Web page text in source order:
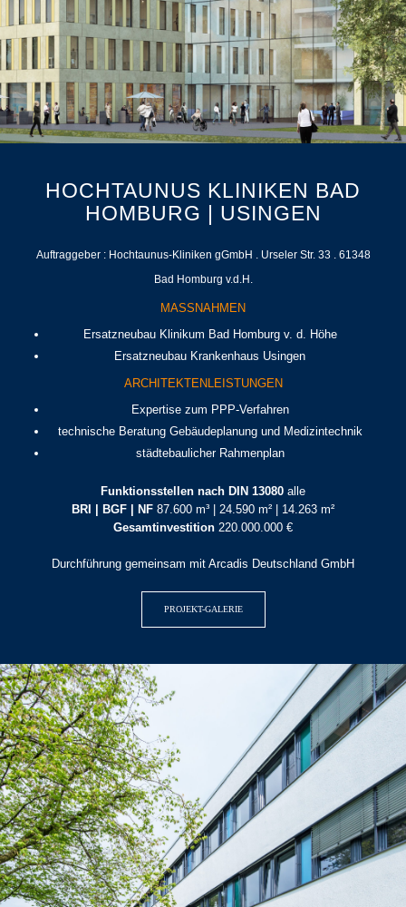
HOCHTAUNUS KLINIKEN BAD
HOMBURG | USINGEN
Auftraggeber : Hochtaunus-Kliniken gGmbH . Urseler Str. 33 . 61348
Bad Homburg v.d.H.
MASSNAHMEN
Ersatzneubau Klinikum Bad Homburg v. d. Höhe
Ersatzneubau Krankenhaus Usingen
ARCHITEKTENLEISTUNGEN
Expertise zum PPP-Verfahren
technische Beratung Gebäudeplanung und Medizintechnik
städtebaulicher Rahmenplan
Funktionsstellen nach DIN 13080 alle
BRI | BGF | NF 87.600 m³ | 24.590 m² | 14.263 m²
Gesamtinvestition 220.000.000 €
Durchführung gemeinsam mit Arcadis Deutschland GmbH
PROJEKT-GALERIE